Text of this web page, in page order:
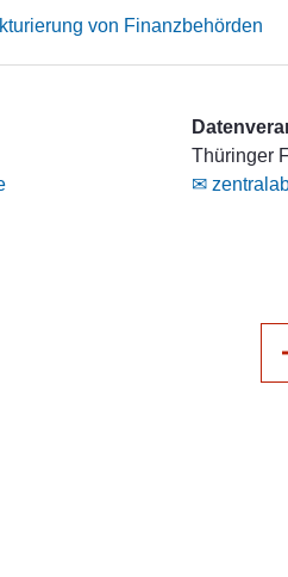
von Finanzbehörden
Thüringer
✉